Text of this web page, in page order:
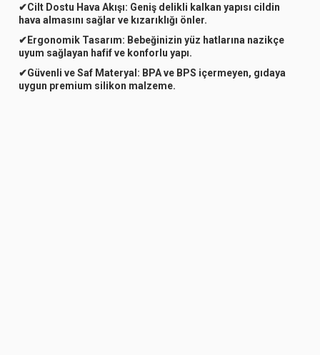
✔Cilt Dostu Hava Akışı: Geniş delikli kalkan yapısı cildin
hava almasını sağlar ve kızarıklığı önler.
✔ Ergonomik Tasarım: Bebeğinizin yüz hatlarına nazikçe
uyum sağlayan hafif ve konforlu yapı.
✔Güvenli ve Saf Materyal: BPA ve BPS içermeyen, gıdaya
uygun premium silikon malzeme.